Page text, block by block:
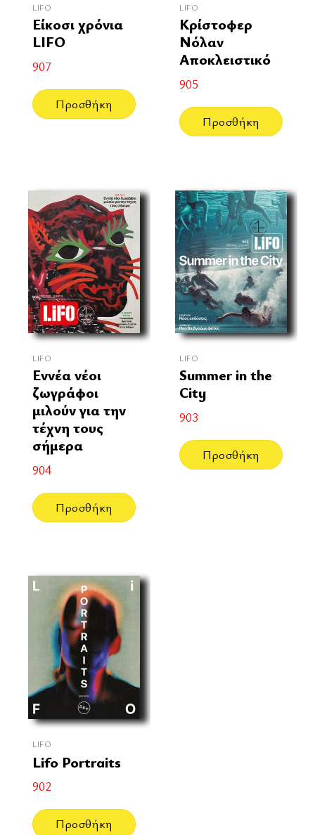
LIFO
Είκοσι χρόνια
LIFO
907
Προσθήκη
LIFO
Κρίστοφερ
Νόλαν
Αποκλειστικό
905
Προσθήκη
LIFO
Εννέα νέοι
ζωγράφοι
μιλούν για την
τέχνη τους
σήμερα
904
Προσθήκη
LIFO
Summer in the
City
903
Προσθήκη
LIFO
Lifo Portraits
902
Προσθήκη